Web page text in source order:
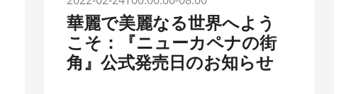
華麗で美麗なる世界へよう
こそ：『ニューカペナの街
角』公式発売日のお知らせ